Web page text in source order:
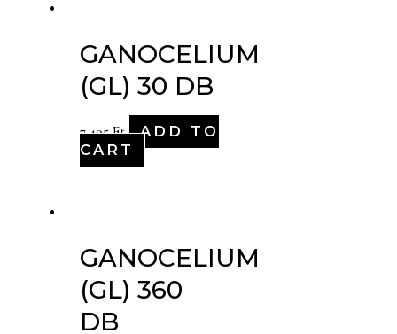
GANOCELIUM
(GL) 30 DB
7,495Ft
ADD TO
CART
GANOCELIUM
(GL) 360
DB